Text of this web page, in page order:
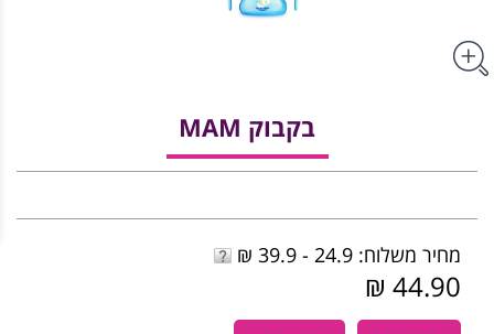
בקבוק MAM
מחיר משלוח: 24.9 - 39.9 ₪
44.90 ₪